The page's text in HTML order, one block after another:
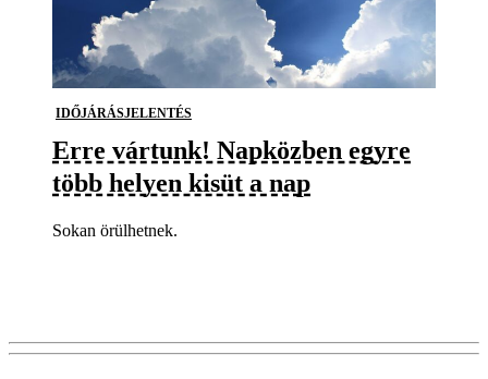
IDŐJÁRÁSJELENTÉS
Erre vártunk! Napközben egyre
több helyen kisüt a nap
Sokan örülhetnek.